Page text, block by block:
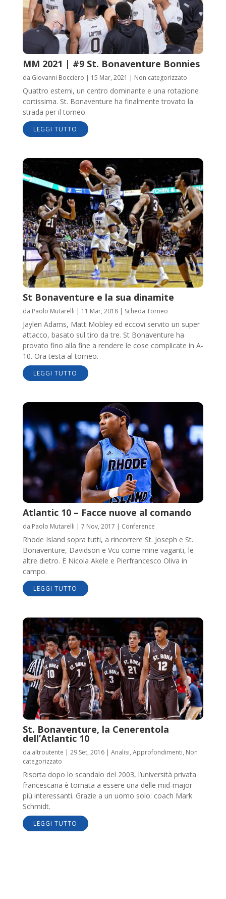
MM 2021 | #9 St. Bonaventure Bonnies
da Giovanni Bocciero | 15 Mar, 2021 | Non categorizzato
Quattro esterni, un centro dominante e una rotazione
cortissima. St. Bonaventure ha finalmente trovato la
strada per il torneo.
LEGGI TUTTO
St Bonaventure e la sua dinamite
da Paolo Mutarelli | 11 Mar, 2018| Scheda Torneo
Jaylen Adams, Matt Mobley ed eccovi servito un super
attacco, basato sul tiro da tre. St Bonaventure ha
provato fino alla fine a rendere le cose complicate in A-
10. Ora testa al torneo.
LEGGI TUTTO
Atlantic 10 – Facce nuove al comando
da Paolo Mutarelli | 7 Nov, 2017 | Conference
Rhode Island sopra tutti, a rincorrere St. Joseph e St.
Bonaventure, Davidson e Vcu come mine vaganti, le
altre dietro. E Nicola Akele e Pierfrancesco Oliva in
campo.
LEGGI TUTTO
St. Bonaventure, la Cenerentola
dell’Atlantic 10
da altroutente | 29 Set, 2016| Analisi, Approfondimenti, Non
categorizzato
Risorta dopo lo scandalo del 2003, l’università privata
francescana è tornata a essere una delle mid-major
più interessanti. Grazie a un uomo solo: coach Mark
Schmidt.
LEGGI TUTTO